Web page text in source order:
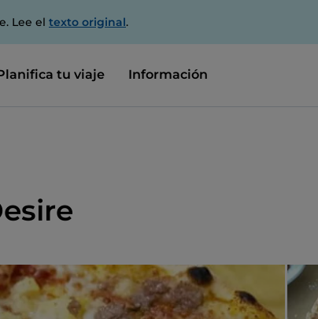
Lee el texto original.
tu viaje Información